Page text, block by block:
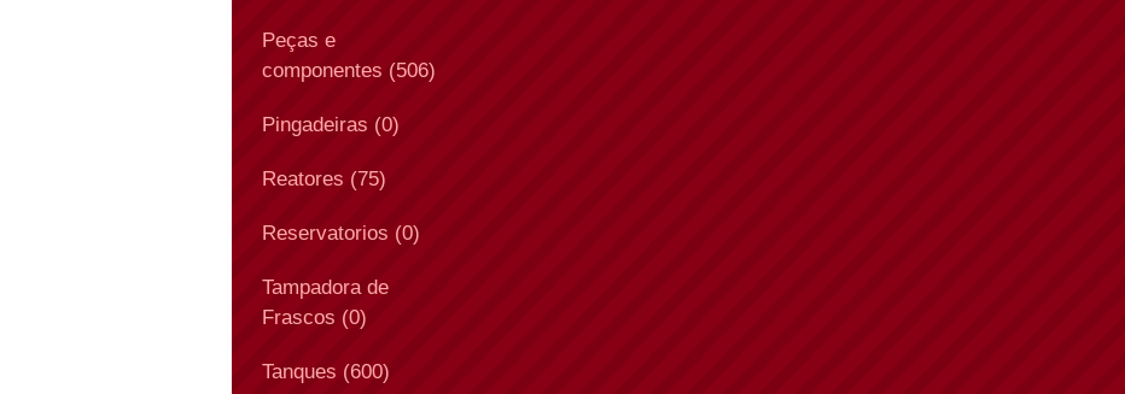
Peças e
componentes (506)
Pingadeiras (0)
Reatores (75)
Reservatorios (0)
Tampadora de
Frascos (0)
Tanques (600)